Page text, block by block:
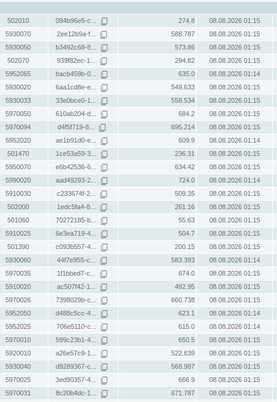
502010 094b96e5-c... 274.8
08.08.2026 01:15
5930070 2ee12b9a-f... 588.787
08.08.2026 01:15
5930050 b3492c68-8... 573.86
08.08.2026 01:15
502070 939f82ec-1... 294.82
08.08.2026 01:15
5952065 bacb459b-0... 635.0
08.08.2026 01:14
5930020 6aa1cd8e-e... 549.633
08.08.2026 01:15
5930033 33e0bce0-1... 558.534
08.08.2026 01:15
5970050 610ab204-d... 684.2
08.08.2026 01:15
5970094 d4f5f719-8... 695.214
08.08.2026 01:15
5952020 ae1b91d0-e... 609.9
08.08.2026 01:14
501470 1ce53a59-3... 236.31
08.08.2026 01:15
5950070 e6b42536-6... 634.42
08.08.2026 01:15
5990020 aad49293-2... 724.0
08.08.2026 01:14
5910030 c233674f-2... 509.35
08.08.2026 01:15
502000 1edc5fa4-8... 261.16
08.08.2026 01:15
501060 70272185-b... 55.63
08.08.2026 01:15
5910025 6e3ea719-4... 504.7
08.08.2026 01:15
501390 c093b557-4... 200.15
08.08.2026 01:15
5930060 44f7e955-c... 583.393
08.08.2026 01:14
5970035 1f1bbed7-c... 674.0
08.08.2026 01:15
5910020 ac507f42-1... 492.95
08.08.2026 01:15
5970026 7398029b-c... 660.738
08.08.2026 01:15
5952050 d488c5cc-4... 623.1
08.08.2026 01:14
5952025 706e5110-c... 615.0
08.08.2026 01:14
5970010 599c23b1-4... 650.5
08.08.2026 01:15
5920010 a26e57c9-1... 522.639
08.08.2026 01:15
5930040 d9289367-c... 568.987
08.08.2026 01:15
5970025 3ed90357-4... 666.9
08.08.2026 01:15
5970031 8c20b4dc-1... 671.787
08.08.2026 01:15